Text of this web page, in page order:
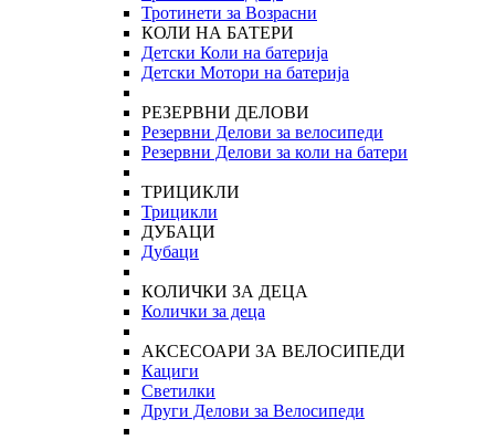
Тротинети за Возрасни
КОЛИ НА БАТЕРИ
Детски Коли на батерија
Детски Мотори на батерија
РЕЗЕРВНИ ДЕЛОВИ
Резервни Делови за велосипеди
Резервни Делови за коли на батери
ТРИЦИКЛИ
Трицикли
ДУБАЦИ
Дубаци
КОЛИЧКИ ЗА ДЕЦА
Колички за деца
АКСЕСОАРИ ЗА ВЕЛОСИПЕДИ
Кациги
Светилки
Други Делови за Велосипеди